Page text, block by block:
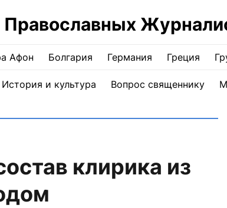
Афон Болгария Германия Греция
История и культура Вопрос священнику
клирика из